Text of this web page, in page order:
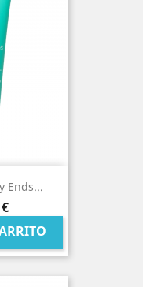
Ends...